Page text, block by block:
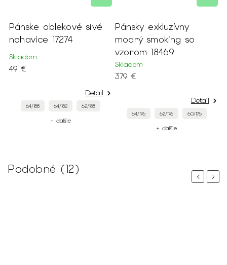
oblekové sivé
17274
64/182 62/188
Pánsky exkluzívny
modrý smoking so
vzorom 18469
Skladom
62/176 60/176
Podobné (12)
PreviousNext